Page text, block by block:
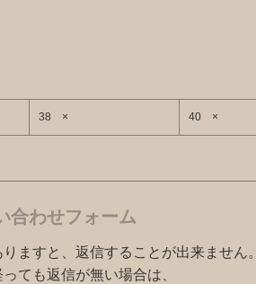
38 × 40 ×
合わせフォーム
ますと、返信することが出来ません。
ても返信が無い場合は、